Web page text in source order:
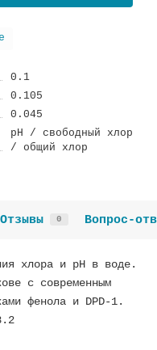
0.1
0.105
0.045
pH / свободный хлор
/ общий хлор
Отзывы 0 Вопрос-
хлора и рН в воде.
с современным
фенола и DPD-1.